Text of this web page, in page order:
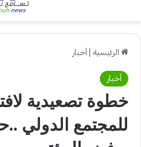
الرئيسية أخبار
أخبار
خطوة تصعيدية
للمجتمع الدولي